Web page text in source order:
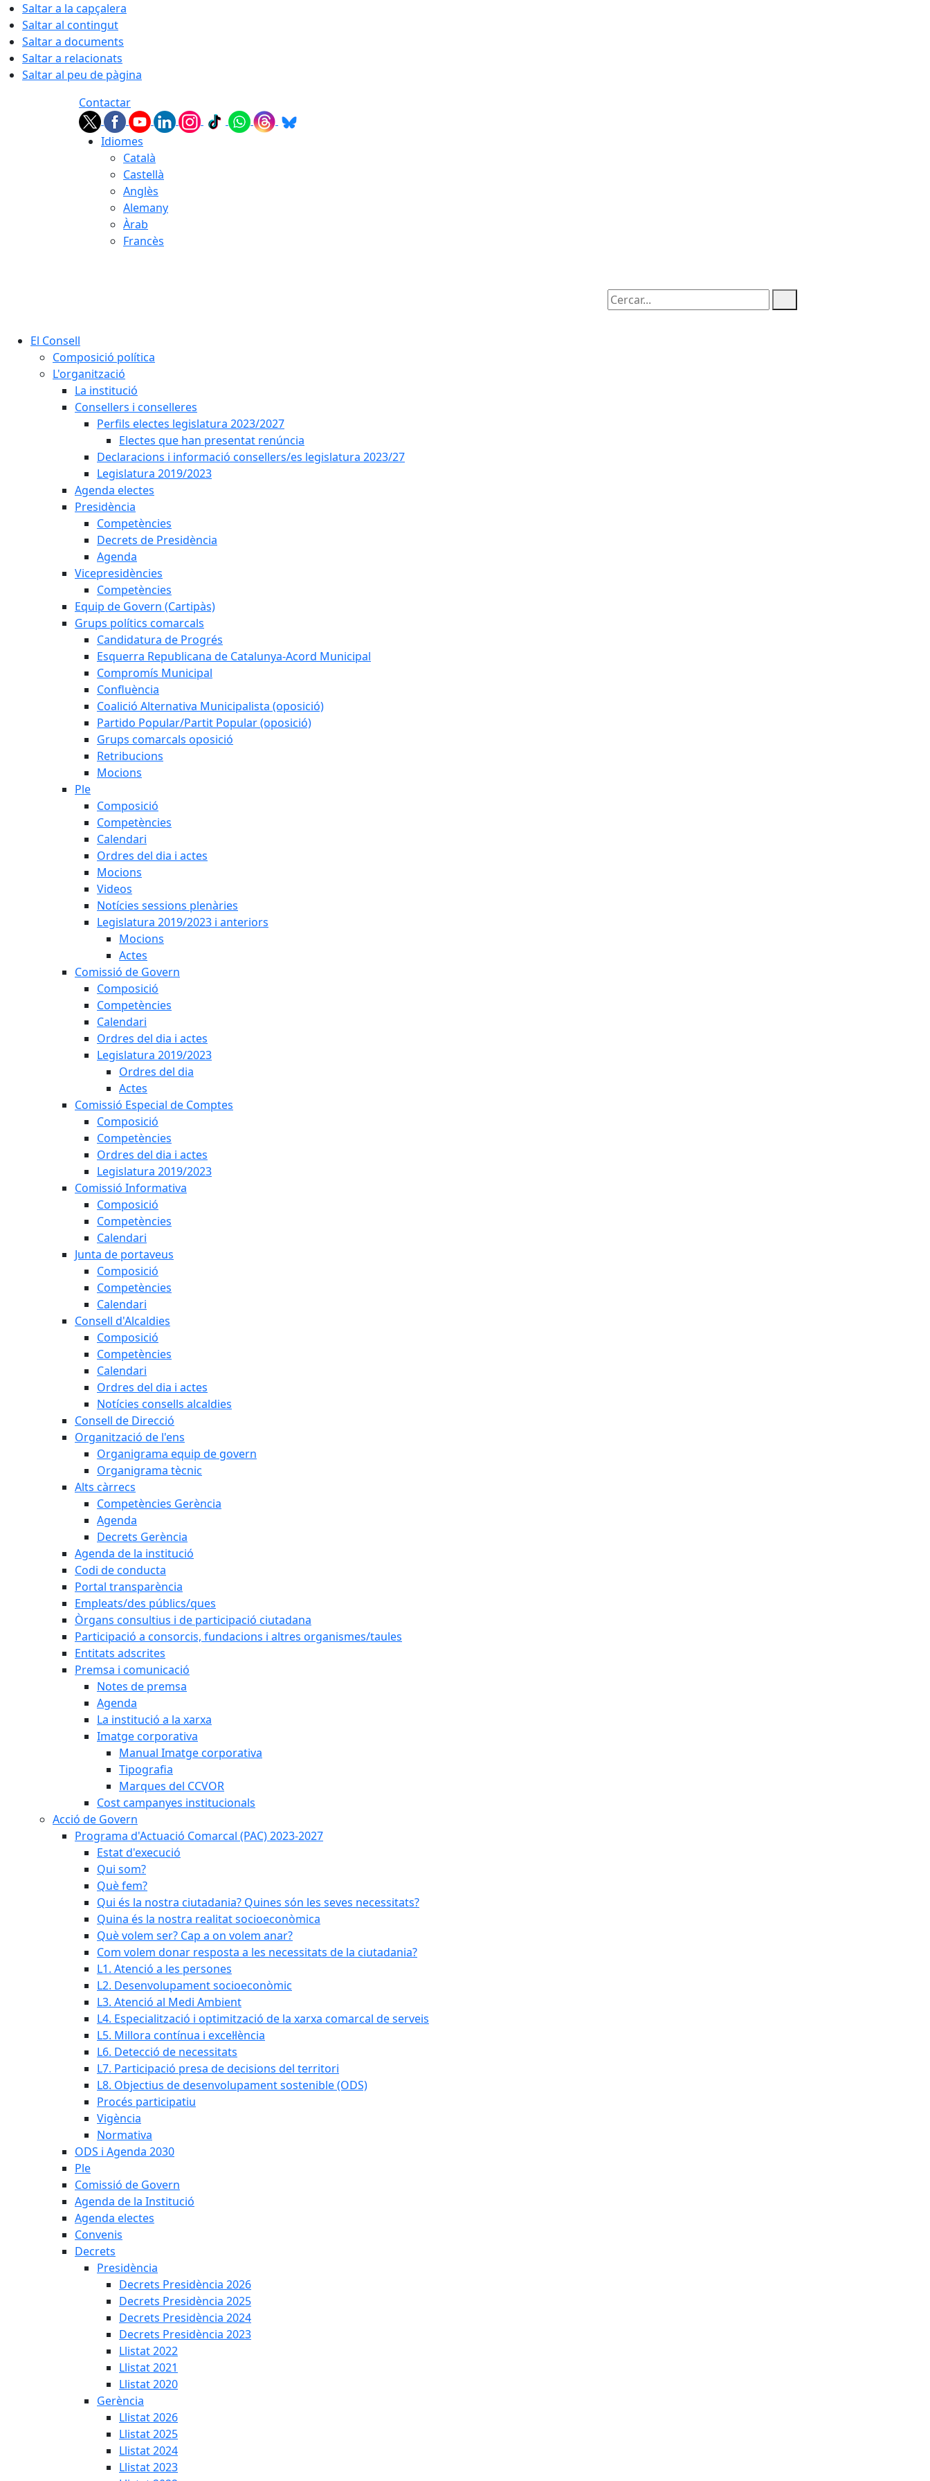
Saltar a la capçalera
Saltar al contingut
Saltar a documents
Saltar a relacionats
Saltar al peu de pàgina
Contactar
Idiomes
Català
Castellà
Anglès
Alemany
Àrab
Francès
Cercar:
El Consell
Composició política
L'organització
La institució
Consellers i conselleres
Perfils electes legislatura 2023/2027
Electes que han presentat renúncia
Declaracions i informació consellers/es legislatura 2023/27
Legislatura 2019/2023
Agenda electes
Presidència
Competències
Decrets de Presidència
Agenda
Vicepresidències
Competències
Equip de Govern (Cartipàs)
Grups polítics comarcals
Candidatura de Progrés
Esquerra Republicana de Catalunya-Acord Municipal
Compromís Municipal
Confluència
Coalició Alternativa Municipalista (oposició)
Partido Popular/Partit Popular (oposició)
Grups comarcals oposició
Retribucions
Mocions
Ple
Composició
Competències
Calendari
Ordres del dia i actes
Mocions
Videos
Notícies sessions plenàries
Legislatura 2019/2023 i anteriors
Mocions
Actes
Comissió de Govern
Composició
Competències
Calendari
Ordres del dia i actes
Legislatura 2019/2023
Ordres del dia
Actes
Comissió Especial de Comptes
Composició
Competències
Ordres del dia i actes
Legislatura 2019/2023
Comissió Informativa
Composició
Competències
Calendari
Junta de portaveus
Composició
Competències
Calendari
Consell d'Alcaldies
Composició
Competències
Calendari
Ordres del dia i actes
Notícies consells alcaldies
Consell de Direcció
Organització de l'ens
Organigrama equip de govern
Organigrama tècnic
Alts càrrecs
Competències Gerència
Agenda
Decrets Gerència
Agenda de la institució
Codi de conducta
Portal transparència
Empleats/des públics/ques
Òrgans consultius i de participació ciutadana
Participació a consorcis, fundacions i altres organismes/taules
Entitats adscrites
Premsa i comunicació
Notes de premsa
Agenda
La institució a la xarxa
Imatge corporativa
Manual Imatge corporativa
Tipografia
Marques del CCVOR
Cost campanyes institucionals
Acció de Govern
Programa d'Actuació Comarcal (PAC) 2023-2027
Estat d'execució
Qui som?
Què fem?
Qui és la nostra ciutadania? Quines són les seves necessitats?
Quina és la nostra realitat socioeconòmica
Què volem ser? Cap a on volem anar?
Com volem donar resposta a les necessitats de la ciutadania?
L1. Atenció a les persones
L2. Desenvolupament socioeconòmic
L3. Atenció al Medi Ambient
L4. Especialització i optimització de la xarxa comarcal de serveis
L5. Millora contínua i excel·lència
L6. Detecció de necessitats
L7. Participació presa de decisions del territori
L8. Objectius de desenvolupament sostenible (ODS)
Procés participatiu
Vigència
Normativa
ODS i Agenda 2030
Ple
Comissió de Govern
Agenda de la Institució
Agenda electes
Convenis
Decrets
Presidència
Decrets Presidència 2026
Decrets Presidència 2025
Decrets Presidència 2024
Decrets Presidència 2023
Llistat 2022
Llistat 2021
Llistat 2020
Gerència
Llistat 2026
Llistat 2025
Llistat 2024
Llistat 2023